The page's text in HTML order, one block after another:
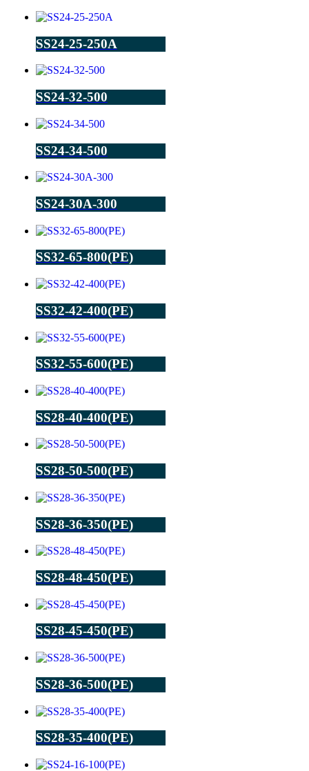
SS24-25-250A
SS24-32-500
SS24-34-500
SS24-30A-300
SS32-65-800(PE)
SS32-42-400(PE)
SS32-55-600(PE)
SS28-40-400(PE)
SS28-50-500(PE)
SS28-36-350(PE)
SS28-48-450(PE)
SS28-45-450(PE)
SS28-36-500(PE)
SS28-35-400(PE)